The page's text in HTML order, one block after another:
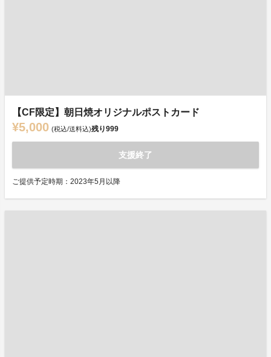
【CF限定】朝日焼オリジナルポストカード
¥5,000 (税込/送料込)残り999
支援終了
ご提供予定時期：2023年5月以降